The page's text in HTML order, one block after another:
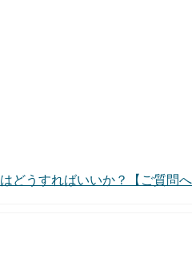
どうすればいいか？【ご質問